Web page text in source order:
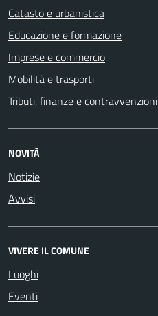
Catasto e urbanistica
Educazione e formazione
Imprese e commercio
Mobilità e trasporti
Tributi, finanze e contravvenzioni
NOVITÀ
Notizie
Avvisi
VIVERE IL COMUNE
Luoghi
Eventi